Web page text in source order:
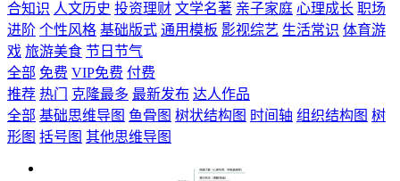
合知识 人文历史 投资理财 文学名著 亲子家庭 心理成长 职场
进阶 个性风格 基础版式 通用模板 影视综艺 生活常识 体育游
戏 旅游美食 节日节气
全部 免费 VIP免费 付费
推荐 热门 克隆最多 最新发布 达人作品
全部 基础思维导图 鱼骨图 树状结构图 时间轴 组织结构图 树
形图 括号图 其他思维导图